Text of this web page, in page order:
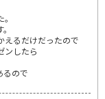
えるだけだったので
ンしたら
るので